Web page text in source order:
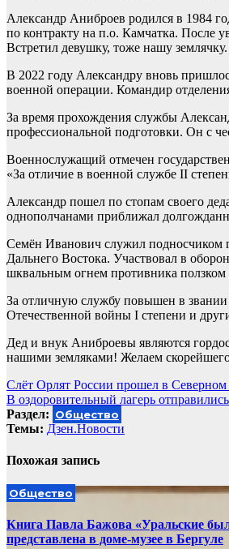
Александр Аниброев родился в 1984
по контракту на п.о. Камчатка. После
Встретил девушку, тоже нашу
В 2022 году Александру вновь
военной операции. Командир
За время прохождения службы
профессиональной подготовки. Он с
Военнослужащий отмечен
«За отличие в военной службе II
Александр пошел по стопам своего
однополчанами приближал
Семён Иванович служил подносчиком
Дальнего Востока. Участвовал в
шквальным огнем противника ползком
За отличную службу повышен в
Отечественной войны I степени и
Дед и внук Аниброевы являются
нашими земляками! Желаем
Навигация
по
записям
Слёт Орлят России прошел в Северном
В оздоровительный лагерь
Раздел: Общество
Темы: Дзен.Новости
Похожая запись
Общество
Книга Павла Бажова «Уральские
представлена в доме-музее в Бергуле